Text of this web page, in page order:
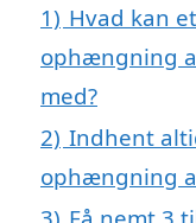
1) Hvad kan
ophængning
med?
2) Indhent
ophængning